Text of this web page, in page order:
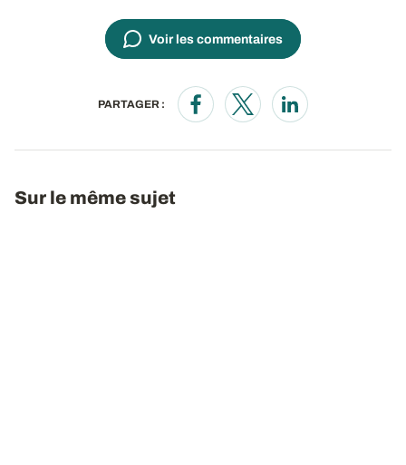
Voir les commentaires
PARTAGER :
Opens in a new window
Opens in a new window
Opens in a new
Sur le même sujet